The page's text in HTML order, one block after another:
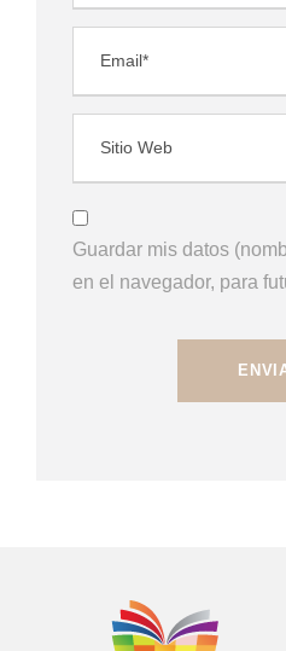
Guardar mis datos
en el navegador, para